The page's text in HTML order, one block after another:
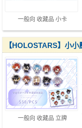
一般向 收藏品 小卡
一般向 收藏品 立牌
【HOLOSTARS】小